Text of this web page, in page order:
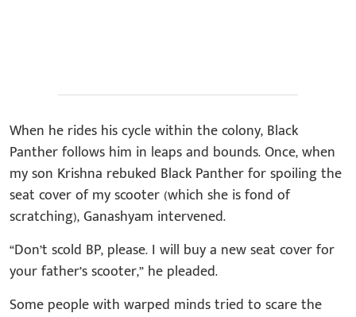
When he rides his cycle within the colony, Black
Panther follows him in leaps and bounds. Once, when
my son Krishna rebuked Black Panther for spoiling the
seat cover of my scooter (which she is fond of
scratching), Ganashyam intervened.
“Don’t scold BP, please. I will buy a new seat cover for
your father’s scooter,” he pleaded.
Some people with warped minds tried to scare the